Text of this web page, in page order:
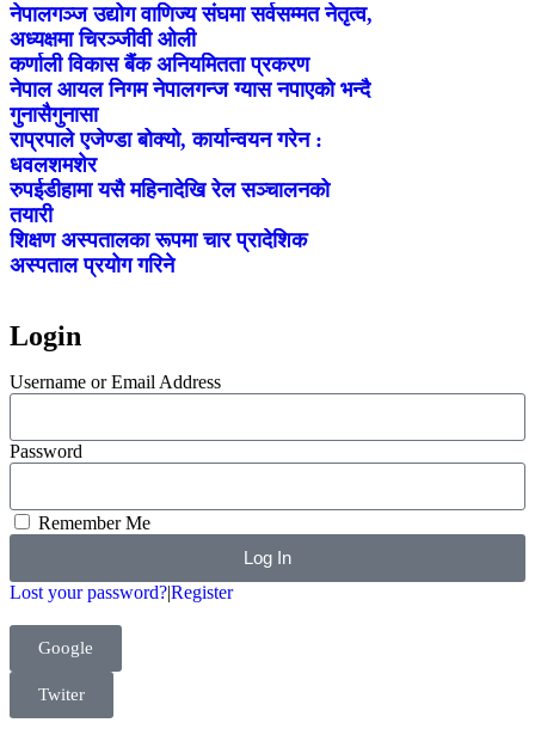
नेपालगञ्ज उद्योग वाणिज्य संघमा सर्वसम्मत नेतृत्व,
अध्यक्षमा चिरञ्जीवी ओली
कर्णाली विकास बैंक अनियमितता प्रकरण
नेपाल आयल निगम नेपालगन्ज ग्यास नपाएको भन्दै
गुनासैगुनासा
राप्रपाले एजेण्डा बोक्यो, कार्यान्वयन गरेन :
धवलशमशेर
रुपईडीहामा यसै महिनादेखि रेल सञ्चालनको
तयारी
शिक्षण अस्पतालका रूपमा चार प्रादेशिक
अस्पताल प्रयोग गरिने
Login
Username or Email Address
Password
Remember Me
Log In
Lost your password?|Register
Google
Twiter